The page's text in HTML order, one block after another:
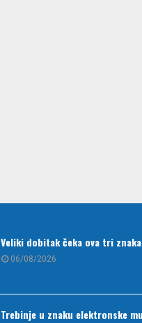
Veliki dobitak čeka ova tri
06/08/2026
Trebinje u znaku elektronske